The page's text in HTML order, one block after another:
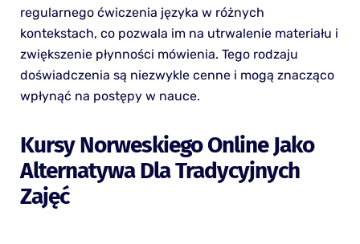
regularnego ćwiczenia języka w różnych
kontekstach, co pozwala im na utrwalenie materiału i
zwiększenie płynności mówienia. Tego rodzaju
doświadczenia są niezwykle cenne i mogą znacząco
wpłynąć na postępy w nauce.
Kursy Norweskiego Online Jako
Alternatywa Dla Tradycyjnych
Zajęć